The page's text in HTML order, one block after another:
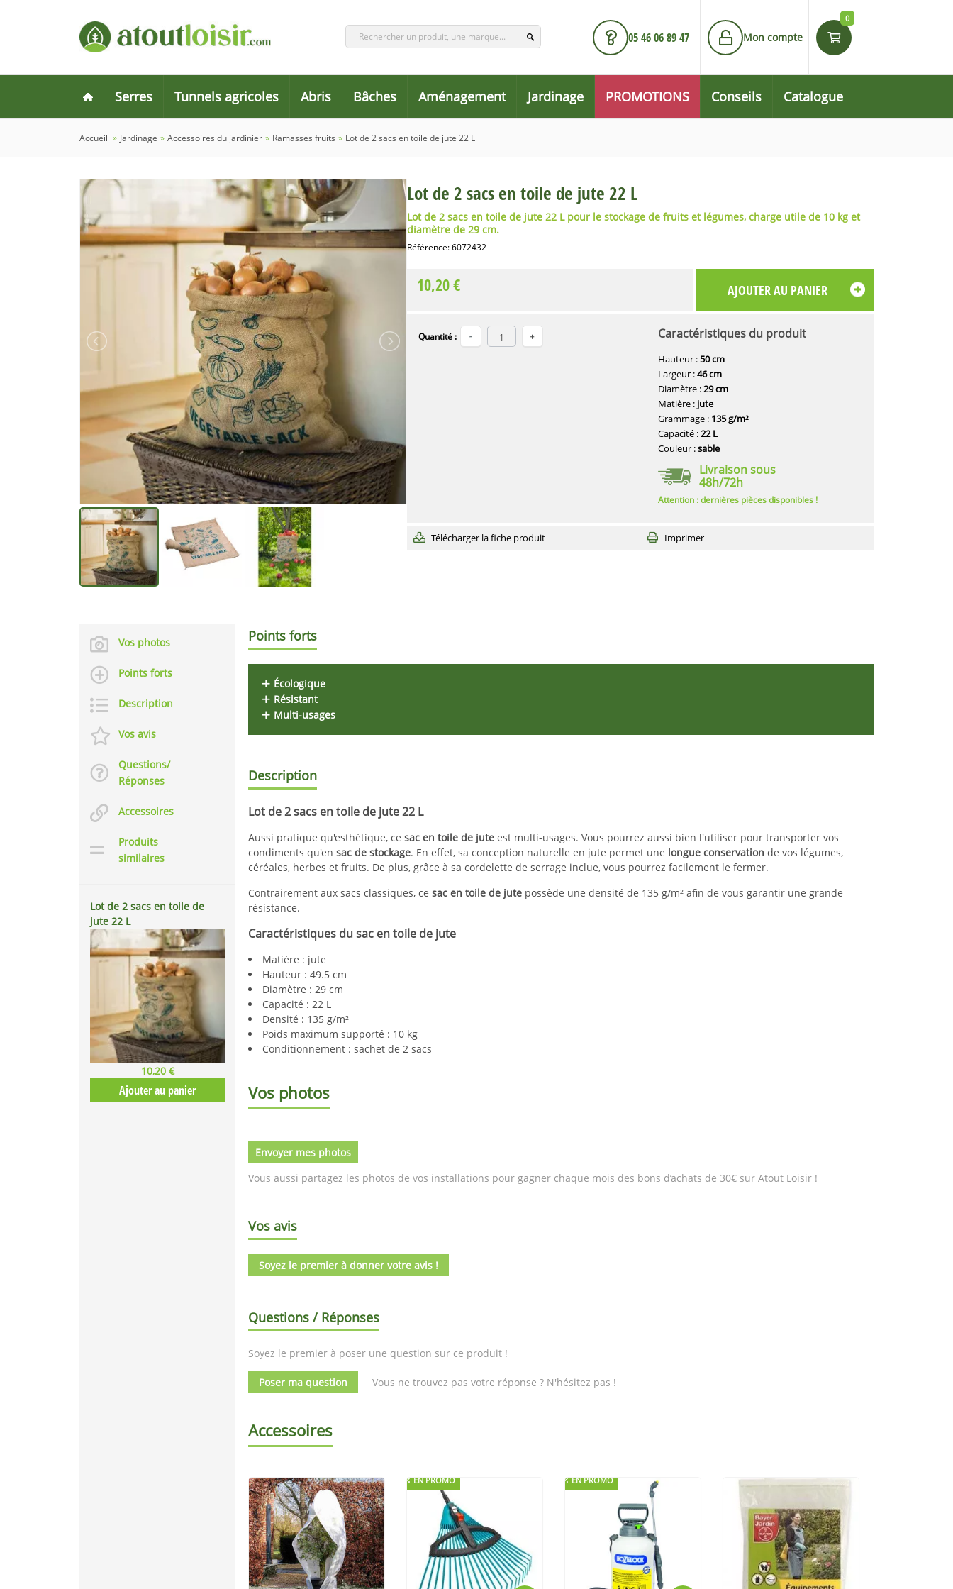
0
Mon compte
05 46 06 89 47
Serres Tunnels agricoles Abris Bâches Aménagement Jardinage PROMOTIONS Conseils Catalogue
Accueil » Jardinage » Accessoires du jardinier » Ramasses fruits » Lot de 2 sacs en toile de jute 22 L
Lot de 2 sacs en toile de jute 22 L
Lot de 2 sacs en toile de jute 22 Lpour le stockage de fruits et légumes, charge utile de 10 kg et
diamètre de 29 cm.
Référence:6072432
10,20 €
Quantité : Caractéristiques du produit
Hauteur :50 cm
Largeur :46 cm
Diamètre :29 cm
Matière : jute
Grammage : 135 g/m²
Capacité :22 L
Couleur :sable
Livraison sous
48h/72h
Attention : dernières pièces disponibles !
Télécharger la fiche produit Imprimer
Vos photos
Points forts
Description
Vos avis
Questions/
Réponses
Accessoires
Produits
similaires
Lot de 2 sacs en toile de
jute 22 L
10,20 €
Ajouter au panier
Points forts
Écologique
Résistant
Multi-usages
Description
Lot de 2 sacs en toile de jute 22 L
Aussi pratique qu'esthétique, ce sac en toile de jute est multi-usages. Vous pourrez aussi bien l'utiliser pour transporter vos
condiments qu'en sac de stockage. En effet, sa conception naturelle en jute permet une longue conservation de vos légumes,
céréales, herbes et fruits. De plus, grâce à sa cordelette de serrage inclue, vous pourrez facilement le fermer.
Contrairement aux sacs classiques, ce sac en toile de jute possède une densité de 135 g/m² afin de vous garantir une grande
résistance.
Caractéristiques du sac en toile de jute
Matière : jute
Hauteur : 49.5 cm
Diamètre : 29 cm
Capacité : 22 L
Densité : 135 g/m²
Poids maximum supporté : 10 kg
Conditionnement : sachet de 2 sacs
Vos photos
Envoyer mes photos
Vous aussi partagez les photos de vos installations pour gagner chaque mois des bons d’achats de 30€ sur Atout Loisir !
Vos avis
Soyez le premier à donner votre avis !
Questions / Réponses
Soyez le premier à poser une question sur ce produit !
Poser ma question Vous ne trouvez pas votre réponse ? N'hésitez pas !
Accessoires
EN PROMO EN PROMO